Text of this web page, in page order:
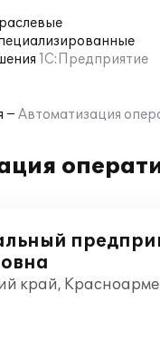
1С:Предприятие
Автоматизация
край,